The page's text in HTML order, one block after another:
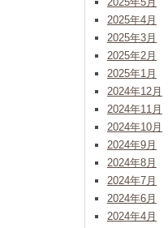
2025年4月
2025年3月
2025年2月
2025年1月
2024年12月
2024年11月
2024年10月
2024年9月
2024年8月
2024年7月
2024年6月
2024年4月